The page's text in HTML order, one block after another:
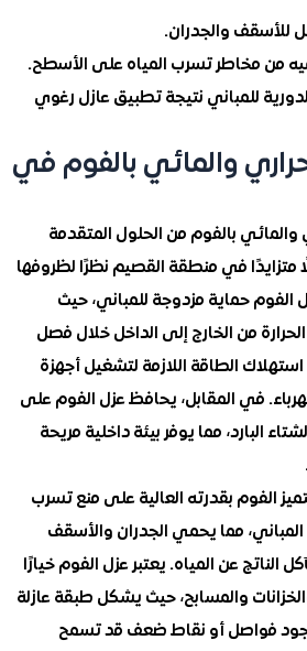
والجدران.
تسرب المياه على الأسطح.
نتيجة تطبيق عازل رغوي
والمائي بالفوم في
بالفوم من الحلول المتقدمة
في منطقة القصيم نظرًا لظروفها
حماية مزدوجة للمباني، حيث
الخارج إلى الداخل خلال فصل
الطاقة اللازمة لتشغيل أجهزة
المقابل، يحافظ عزل الفوم على
مما يوفر بيئة داخلية مريحة
بقدرته العالية على منع تسرب
مما يحمي الجدران والأسقف
المياه. يعتبر عزل الفوم خيارًا
والمسابح، حيث يشكل طبقة عازلة
أو نقاط ضعف قد تسمح